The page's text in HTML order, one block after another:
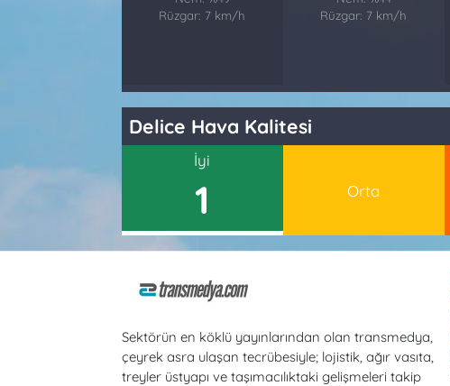
Rüzgar: 7 km/h
Rüzgar: 7 km/h
Delice Hava Kalitesi
İyi
1 Orta
Sektörün en köklü yayınlarından olan transmedya,
çeyrek asra ulaşan tecrübesiyle; lojistik, ağır vasıta,
treyler üstyapı ve taşımacılıktaki gelişmeleri takip